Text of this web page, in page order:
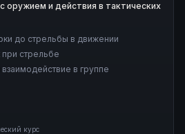
оружием и действия в тактических
до стрельбы в движении
стрельбе
в группе
курс